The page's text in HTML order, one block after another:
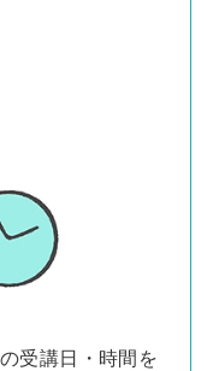
受講日・時間を